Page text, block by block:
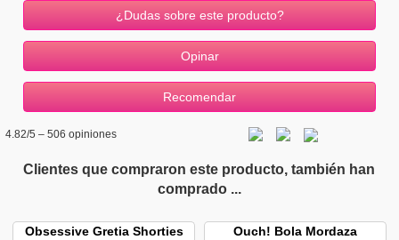
¿Dudas sobre este producto?
4.82/5 – 506 opiniones
Clientes que compraron este producto, también han
comprado ...
Obsessive Gretia Shorties
Ouch! Bola Mordaza